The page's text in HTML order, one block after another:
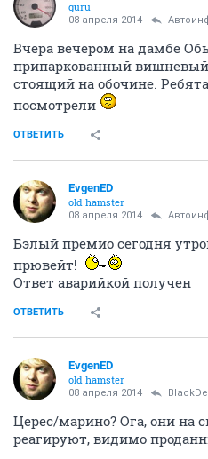
guru
08 апреля 2014
Вчера вечером на дамбе
припаркованный
стоящий на обочине.
посмотрели
ОТВЕТИТЬ
EvgenED
old hamster
08 апреля 2014
Бэлый премио сегодня
прювейт!
Ответ аварийкой получен
ОТВЕТИТЬ
EvgenED
old hamster
08 апреля 2014
Церес/марино? Ога, они на
реагируют, видимо